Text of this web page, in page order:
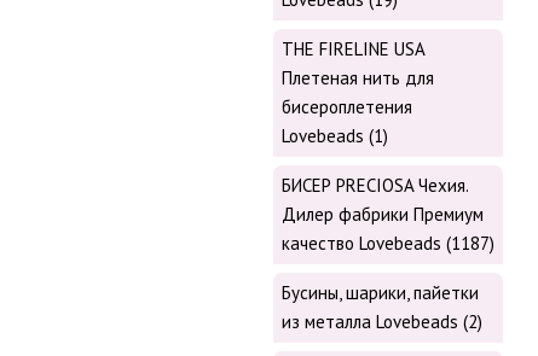
THE FIRELINE USA
Плетеная нить для
бисероплетения
Lovebeads (1)
БИСЕР PRECIOSA Чехия.
Дилер фабрики Премиум
качество Lovebeads (1187)
Бусины, шарики, пайетки
из металла Lovebeads (2)